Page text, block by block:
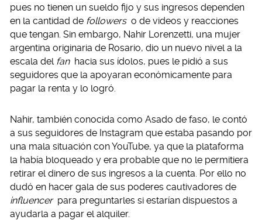
pues no tienen un sueldo fijo y sus ingresos dependen
en la cantidad de followers o de videos y reacciones
que tengan. Sin embargo, Nahir Lorenzetti, una mujer
argentina originaria de Rosario, dio un nuevo nivel a la
escala del fan hacia sus ídolos, pues le pidió a sus
seguidores que la apoyaran económicamente para
pagar la renta y lo logró.
Nahir, también conocida como Asado de faso, le contó
a sus seguidores de Instagram que estaba pasando por
una mala situación con YouTube, ya que la plataforma
la había bloqueado y era probable que no le permitiera
retirar el dinero de sus ingresos a la cuenta. Por ello no
dudó en hacer gala de sus poderes cautivadores de
influencer para preguntarles si estarían dispuestos a
ayudarla a pagar el alquiler.